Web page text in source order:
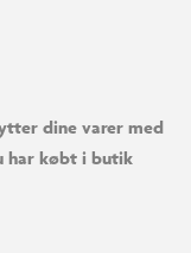
dine varer med
har købt i butik